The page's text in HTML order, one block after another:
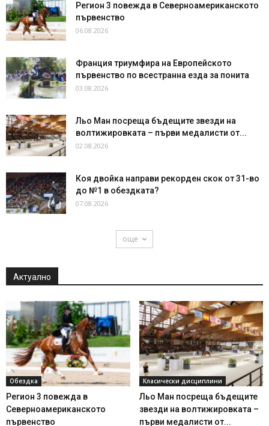
Регион 3 повежда в Северноамериканското
първенство
06.08.2026
Франция триумфира на Европейското
първенство по всестранна езда за понита
03.08.2026
Льо Ман посреща бъдещите звезди на
волтижировката – първи медалисти от...
02.08.2026
Коя двойка направи рекорден скок от 31-во
до №1 в обездката?
07.08.2026
още
Актуално
Обездка
Регион 3 повежда в
Северноамериканското
първенство
Класически дисциплини
Льо Ман посреща бъдещите
звезди на волтижировката –
първи медалисти от...